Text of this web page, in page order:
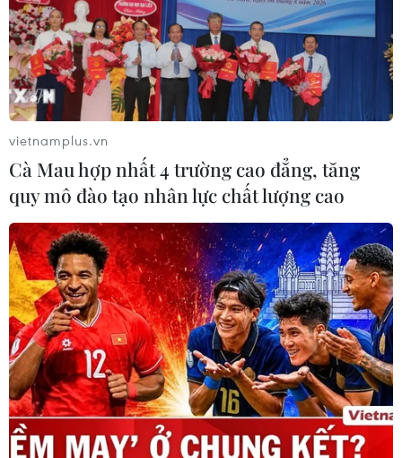
vietnamplus.vn
Cà Mau hợp nhất 4 trường cao đẳng, tăng
quy mô đào tạo nhân lực chất lượng cao